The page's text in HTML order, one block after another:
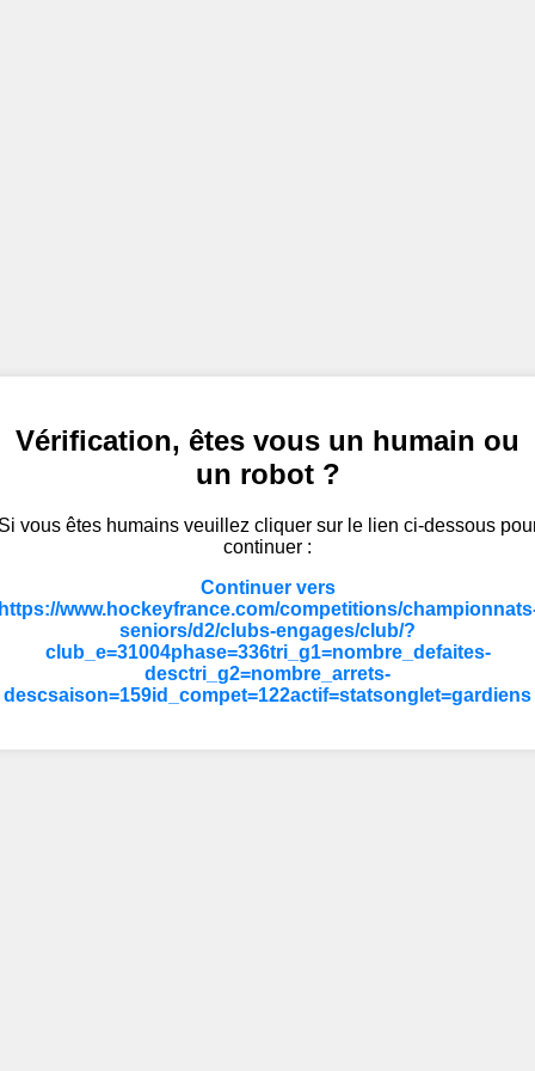
Vérification, êtes vous un humain ou
un robot ?
vous êtes humains veuillez cliquer sur le lien ci-dessous
continuer :
Continuer vers
www.hockeyfrance.com/competitions/
seniors/d2/clubs-engages/club/?
club_e=31004phase=336tri_g1=nombre_defaites-
desctri_g2=nombre_arrets-
descsaison=159id_compet=122actif=statsonglet=gardiens